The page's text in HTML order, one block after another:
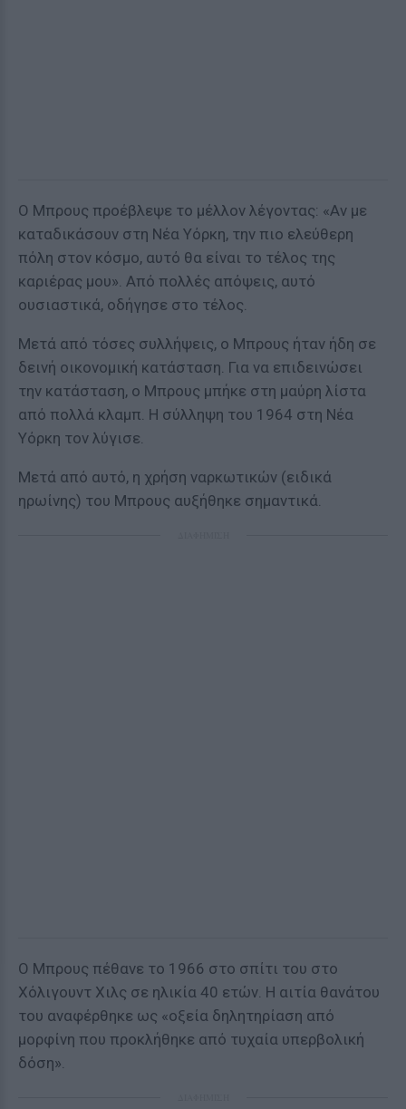
Ο Μπρους προέβλεψε το μέλλον λέγοντας: «Αν με
καταδικάσουν στη Νέα Υόρκη, την πιο ελεύθερη
πόλη στον κόσμο, αυτό θα είναι το τέλος της
καριέρας μου». Από πολλές απόψεις, αυτό
ουσιαστικά, οδήγησε στο τέλος.
Μετά από τόσες συλλήψεις, ο Μπρους ήταν ήδη σε
δεινή οικονομική κατάσταση. Για να επιδεινώσει
την κατάσταση, ο Μπρους μπήκε στη μαύρη λίστα
από πολλά κλαμπ. Η σύλληψη του 1964 στη Νέα
Υόρκη τον λύγισε.
Μετά από αυτό, η χρήση ναρκωτικών (ειδικά
ηρωίνης) του Μπρους αυξήθηκε σημαντικά.
Ο Μπρους πέθανε το 1966 στο σπίτι του στο
Χόλιγουντ Χιλς σε ηλικία 40 ετών. Η αιτία θανάτου
του αναφέρθηκε ως «οξεία δηλητηρίαση από
μορφίνη που προκλήθηκε από τυχαία υπερβολική
δόση».